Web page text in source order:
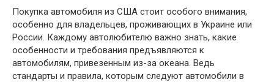
Покупка автомобиля из США стоит особого внимания,
особенно для владельцев, проживающих в Украине или
России. Каждому автолюбителю важно знать, какие
особенности и требования предъявляются к
автомобилям, привезенным из-за океана. Ведь
стандарты и правила, которым следуют автомобили в